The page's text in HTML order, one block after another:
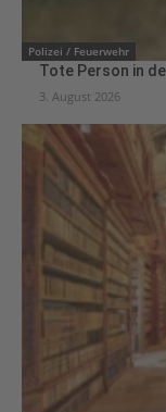
Polizei / Feuerwehr
Tote Person in
3. August 2026